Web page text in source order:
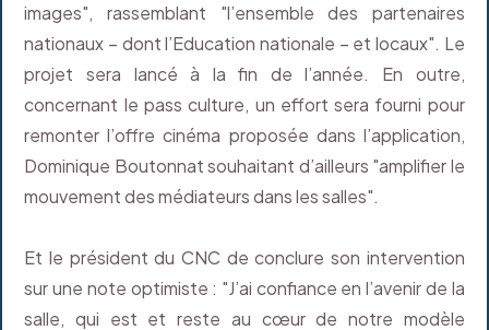
images", rassemblant "l’ensemble des partenaires
nationaux – dont l’Education nationale – et locaux". Le
projet sera lancé à la fin de l’année. En outre,
concernant le pass culture, un effort sera fourni pour
remonter l’offre cinéma proposée dans l’application,
Dominique Boutonnat souhaitant d’ailleurs "amplifier le
mouvement des médiateurs dans les salles".
Et le président du CNC de conclure son intervention
sur une note optimiste : "J’ai confiance en l’avenir de la
salle, qui est et reste au cœur de notre modèle